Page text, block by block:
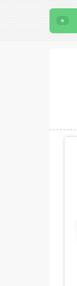
0